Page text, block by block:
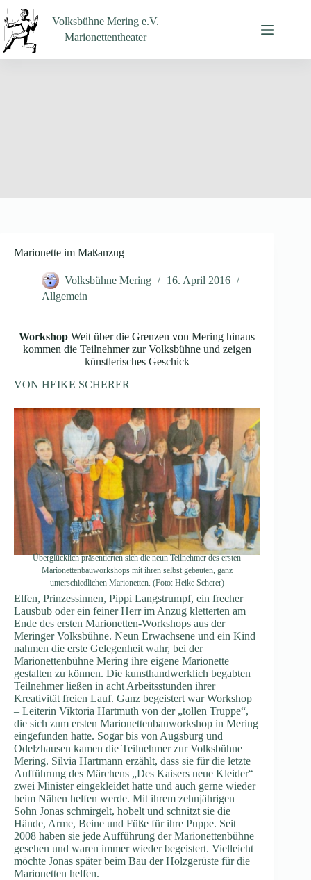
Inhalt
springen
Volksbühne Mering e.V.
Marionettentheater
Marionette im Maßanzug
Volksbühne Mering
16. April 2016
Allgemein
WorkshopWeit über die Grenzen von Mering hinaus
kommen die Teilnehmer zur Volksbühne und zeigen
künstlerisches Geschick
VON HEIKE SCHERER
Überglücklich präsentierten sich die neun Teilnehmer des ersten
Marionettenbauworkshops mit ihren selbst gebauten, ganz
unterschiedlichen Marionetten. (Foto: Heike Scherer)
Elfen, Prinzessinnen, Pippi Langstrumpf, ein frecher
Lausbub oder ein feiner Herr im Anzug kletterten am
Ende des ersten Marionetten-Workshops aus der
Meringer Volksbühne. Neun Erwachsene und ein Kind
nahmen die erste Gelegenheit wahr, bei der
Marionettenbühne Mering ihre eigene Marionette
gestalten zu können. Die kunst­handwerklich begabten
Teilnehmer ließen in acht Arbeitsstunden ihrer
Kreativität freien Lauf. Ganz begeistert war Workshop
– Leiterin Viktoria Hartmuth von der „tollen Truppe“,
die sich zum ersten Marionettenbauworkshop in Mering
eingefunden hatte. Sogar bis von Augsburg und
Odelzhausen kamen die Teilnehmer zur Volksbühne
Mering. Silvia Hartmann erzählt, dass sie für die letzte
Aufführung des Märchens „Des Kaisers neue Kleider“
zwei Minister eingekleidet hatte und auch gerne wieder
beim Nähen helfen werde. Mit ihrem zehnjährigen
Sohn Jonas schmirgelt, hobelt und schnitzt sie die
Hände, Arme, Beine und Füße für ihre Puppe. Seit
2008 haben sie jede Aufführung der Marionettenbühne
gesehen und waren immer wieder begeistert. Vielleicht
möchte Jonas später beim Bau der Holzgerüste für die
Marionetten helfen.